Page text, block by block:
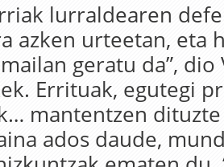
lurraldearen
azken urteetan, eta
geratu da”, dio
Errituak, egutegi
mantentzen
ados daude,